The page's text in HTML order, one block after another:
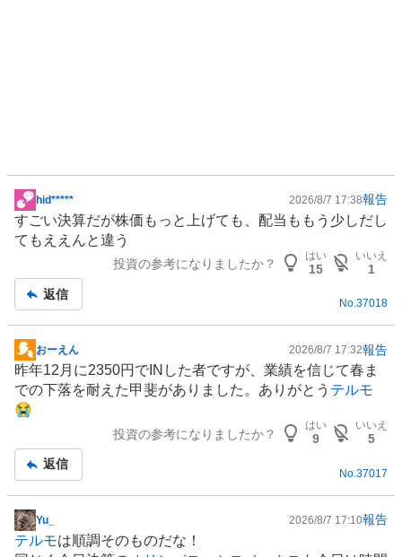
掲
示
板
hid***** 2026/8/7 17:38報告
すごい決算だが株価もっと上げても、配当ももう少しだし
てもええんと違う
投資の参考になりましたか？
はい
15
いいえ
1
返信
No.37018
掲
示
板
記
おーえん 2026/8/7 17:32報告
昨年12月に2350円でINした者ですが、業績を信じて春ま
での下落を耐えた甲斐がありました。ありがとう テルモ
😭
投資の参考になりましたか？
はい
9
いいえ
5
返信
No. 37017
掲
示
Yu_ 2026/8/7 17:10報告
テルモは順調そのものだな！